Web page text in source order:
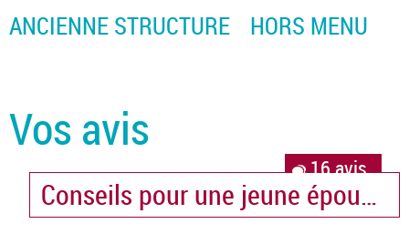
ANCIENNE STRUCTURE HORS MENU
Vos avis
16 avis
Conseils pour une jeune épouse